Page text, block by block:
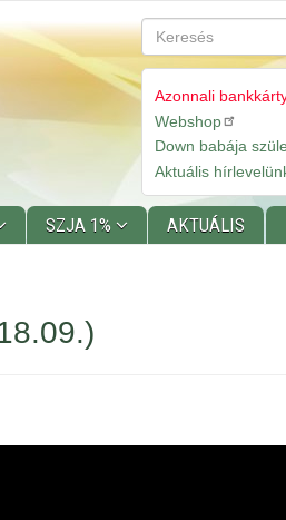
Keresés
Azonnali
Webshop
Down babája
Aktuális
SZJA 1% AKTUÁLIS